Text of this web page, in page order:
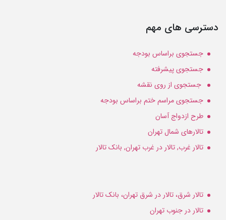
دسترسی های مهم
جستجوی براساس بودجه
جستجوی پیشرفته
جستجوی از روی نقشه
جستجوی مراسم ختم براساس بودجه
طرح ازدواج آسان
تالارهای شمال تهران
تالار غرب, تالار در غرب تهران, بانک تالار
تالار شرق، تالار در شرق تهران، بانک تالار
تالار در جنوب تهران